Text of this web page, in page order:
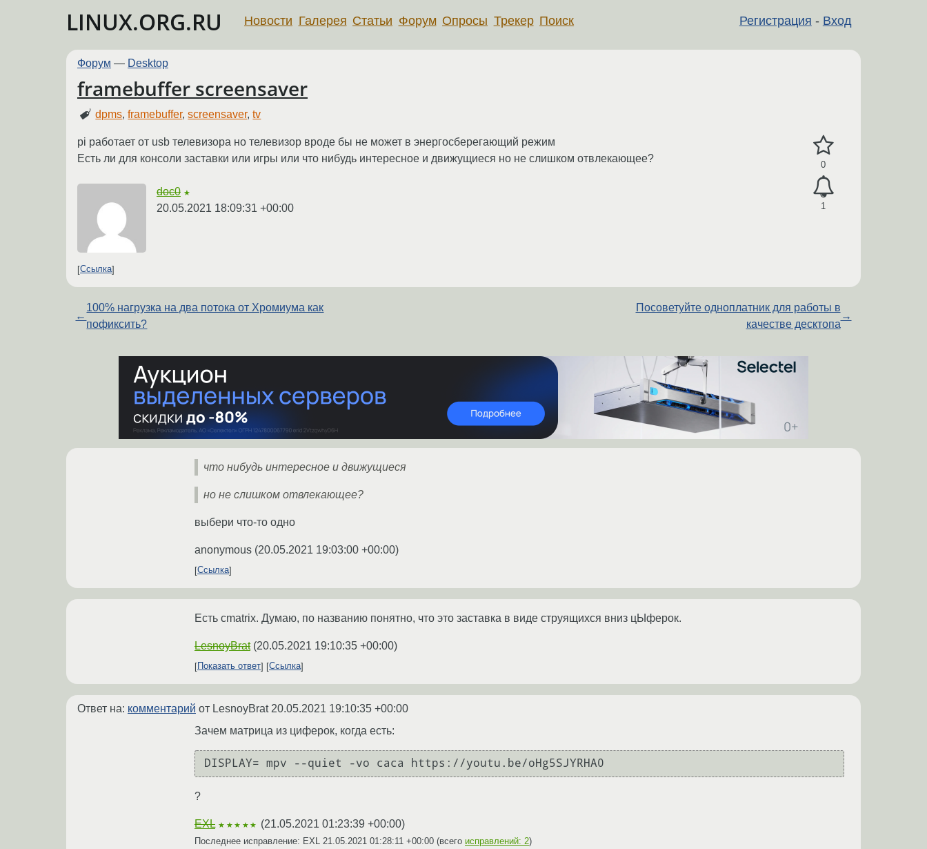
LINUX.ORG.RU Регистрация - Вход
Новости Галерея Статьи Форум Опросы Трекер Поиск
Форум — Desktop
framebuffer screensaver
dpms,framebuffer,screensaver,tv
0
1
pi работает от usb телевизора но телевизор вроде бы не может в энергосберегающий режим
Есть ли для консоли заставки или игры или что нибудь интересное и движущиеся но не слишком отвлекающее?
doc0 ★
20.05.2021 18:09:31 +00:00
Ссылка
←
100% нагрузка на два потока от Хромиума как
пофиксить?
Посоветуйте одноплатник для работы в
качестве десктопа
→
что нибудь интересное и движущиеся
но не слишком отвлекающее?
выбери что-то одно
anonymous (20.05.2021 19:03:00 +00:00)
Ссылка
Есть cmatrix. Думаю, по названию понятно, что это заставка в виде струящихся вниз цЫферок.
LesnoyBrat (20.05.2021 19:10:35 +00:00)
Показать ответ Ссылка
Ответ на: комментарий от LesnoyBrat 20.05.2021 19:10:35 +00:00
Зачем матрица из циферок, когда есть:
?
EXL ★★★★★ (21.05.2021 01:23:39 +00:00)
Последнее исправление: EXL 21.05.2021 01:28:11 +00:00 (всего исправлений: 2)